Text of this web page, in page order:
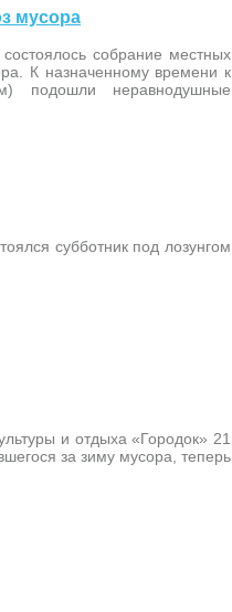
мусора
собрание местных
К назначенному времени к
подошли неравнодушные
субботник под лозунгом
и отдыха «Городок» 21
за зиму мусора, теперь